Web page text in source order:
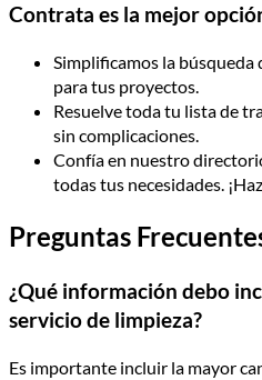
Contrata es la mejor
Simplificamos la
para tus proyectos.
Resuelve toda tu lista de
sin complicaciones.
Confía en nuestro
todas tus necesidades.
Preguntas
¿Qué información debo
servicio de limpieza?
Es importante incluir la mayor